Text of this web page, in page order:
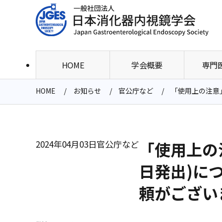
HOME 学会概要 専門
HOME お知らせ 官公庁など 「使用上の注
2024年04月03日官公庁など
「使用上
日発出)に
頼がござい